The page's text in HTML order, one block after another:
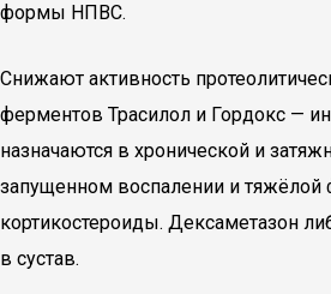
формы НПВС.
Снижают активность
ферментов Трасилол и Гордокс —
назначаются в хронической и
запущенном воспалении и тяжёлой
кортикостероиды. Дексаметазон
в сустав.